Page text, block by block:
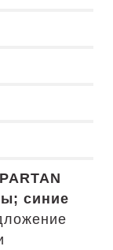
синие